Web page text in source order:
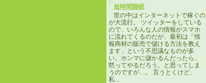
短時間睡眠
世の中はインターネットで稼ぐの
が大流行。 ツイッターをしている
ので、いろんな人の情報がスマホ
に流れてくるのだが、最初は「情
報商材の販売で儲ける方法を教え
ます」という不思議なものが多
い。ホンマに儲かるんだったら、
黙ってやるだろう。と思ってしま
うのですが…。 言うとくけど、
私...